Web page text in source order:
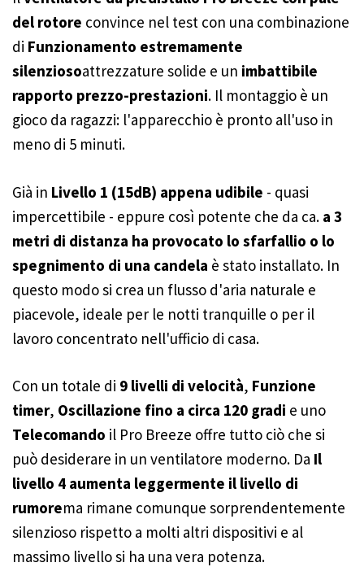
del rotore convince nel test con una combinazione
di Funzionamento estremamente
silenziosoattrezzature solide e un imbattibile
rapporto prezzo-prestazioni. Il montaggio è un
gioco da ragazzi: l'apparecchio è pronto all'uso in
meno di 5 minuti.
Già in Livello 1 (15dB) appena udibile - quasi
impercettibile - eppure così potente che da ca. a 3
metri di distanza ha provocato lo sfarfallio o lo
spegnimento di una candela è stato installato. In
questo modo si crea un flusso d'aria naturale e
piacevole, ideale per le notti tranquille o per il
lavoro concentrato nell'ufficio di casa.
Con un totale di 9 livelli di velocità, Funzione
timer, Oscillazione fino a circa 120 gradi e uno
Telecomando il Pro Breeze offre tutto ciò che si
può desiderare in un ventilatore moderno. Da Il
livello 4 aumenta leggermente il livello di
rumorema rimane comunque sorprendentemente
silenzioso rispetto a molti altri dispositivi e al
massimo livello si ha una vera potenza.